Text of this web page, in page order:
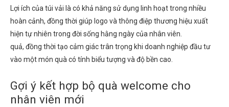
Lợi ích của túi vải là có khả năng sử dụng linh hoạt trong nhiều
hoàn cảnh, đồng thời giúp logo và thông điệp thương hiệu xuất
hiện tự nhiên trong đời sống hằng ngày của nhân viên.
quả, đồng thời tạo cảm giác trân trọng khi doanh nghiệp đầu tư
vào một món quà có tính biểu tượng và độ bền cao.
Gợi ý kết hợp bộ quà welcome cho
nhân viên mới